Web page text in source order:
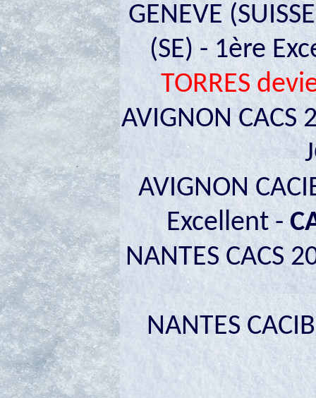
GENEVE
(SE) - 1ère
TORRES
AVIGNON CACS
AVIGNON
Excellent -
NANTES CACS
NANTES